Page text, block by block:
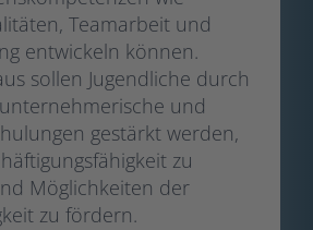
Teamarbeit und
entwickeln können.
sollen Jugendliche durch
und
gestärkt werden,
zu
Möglichkeiten der
zu fördern.